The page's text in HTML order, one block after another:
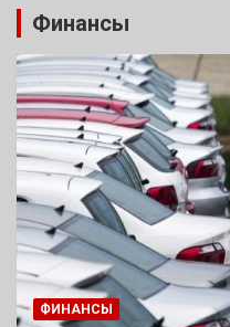
Финансы
ФИНАНСЫ